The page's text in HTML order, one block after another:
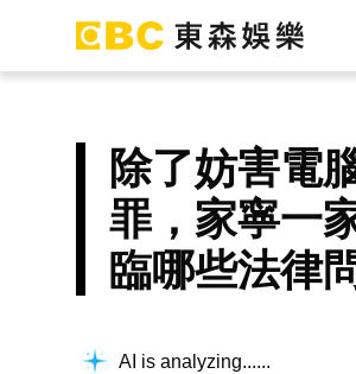
除了妨害電
罪，家寧一
臨哪些法律
AI is analyzing...